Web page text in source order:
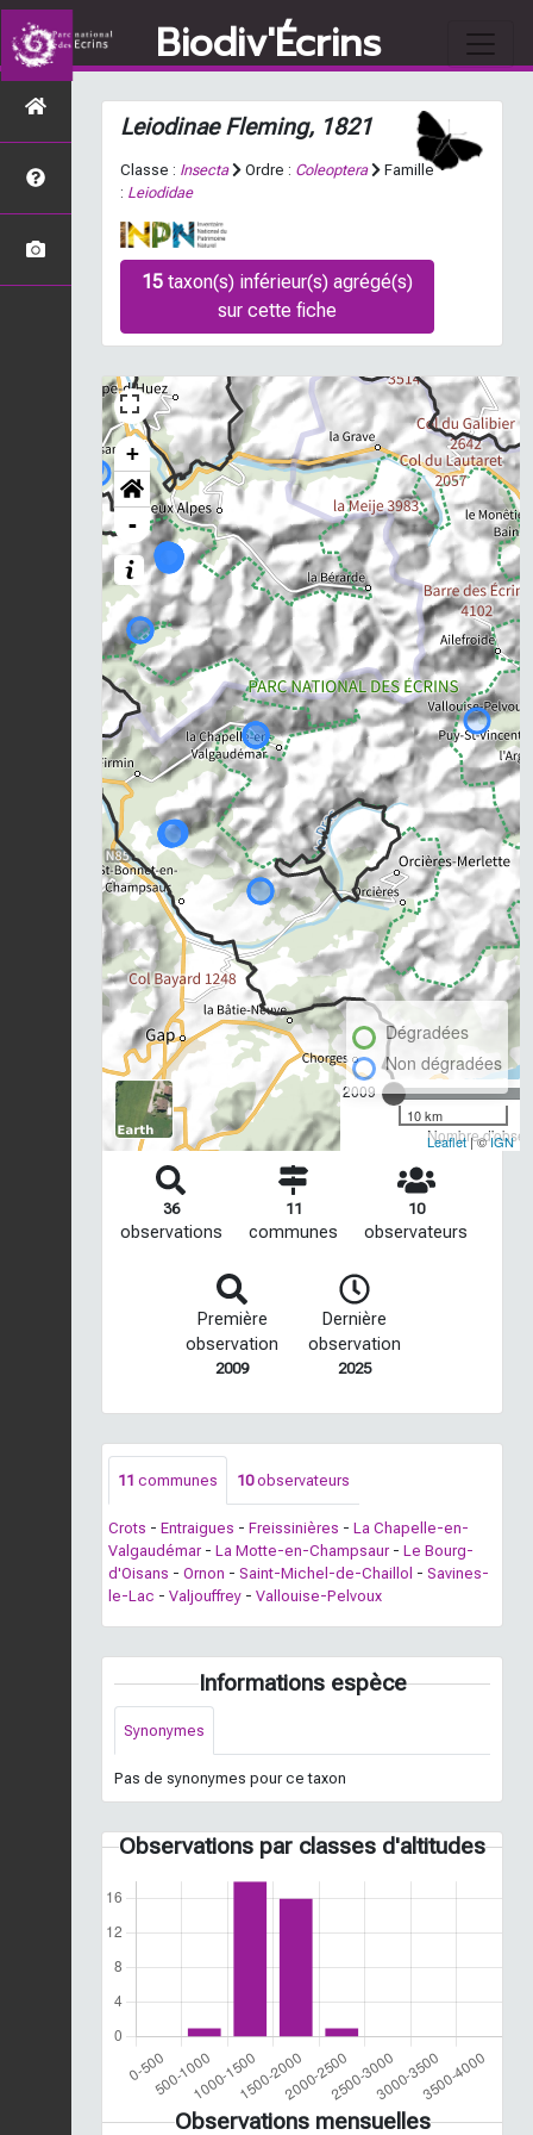
Biodiv'Écrins
Leiodinae Fleming, 1821
Classe : Insecta Ordre : Coleoptera
Famille
: Leiodidae
15taxon(s) inférieur(s) agrégé(s)
sur cette fiche
+
-
2009
Nombre
Dégradées
Non dégradées
10 km
Leaflet| ©IGN
36
observations
11
communes
10
observateurs
Première
observation
2009
Dernière
observation
2025
11 communes 10observateurs
Crots - Entraigues - Freissinières - La Chapelle-en-
Valgaudémar - La Motte-en-Champsaur - Le Bourg-
d'Oisans - Ornon - Saint-Michel-de-Chaillol - Savines-
le-Lac - Valjouffrey - Vallouise-Pelvoux
Informations espèce
Synonymes
Pas de synonymes pour ce taxon
Observations par classes d'altitudes
Observations mensuelles